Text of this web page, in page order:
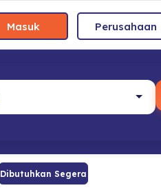
Masuk Perusahaan
Dibutuhkan Segera